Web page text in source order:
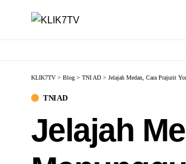
KLIK7TV > Blog > TNI AD > Jelajah Medan, Cara Prajurit
TNI AD
Jelajah